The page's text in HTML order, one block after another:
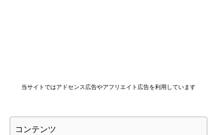
当サイトではアドセンス広告やアフリエイト広告を利用しています
コンテンツ